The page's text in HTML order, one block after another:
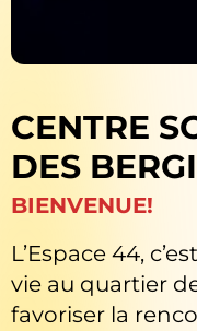
CENTRE
DES
BIENVENUE!
L’Espace 44,
vie au quartier
favoriser la